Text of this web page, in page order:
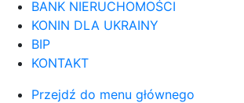
BANK NIERUCHOMOŚCI
KONIN DLA UKRAINY
BIP
KONTAKT
Przejdź do menu głównego